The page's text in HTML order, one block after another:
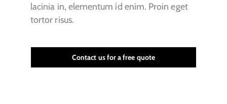
lacinia in, elementum id enim. Proin eget
tortor risus.
Contact us for a free quote